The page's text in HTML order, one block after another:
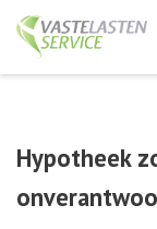
Hypotheek